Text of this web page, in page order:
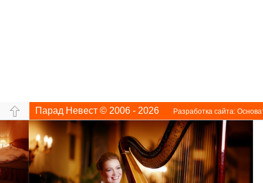
Парад Невест © 2006 - 2026 Разработка сайта: